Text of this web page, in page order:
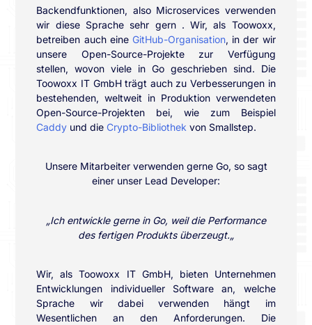
Backendfunktionen, also Microservices verwenden
wir diese Sprache sehr gern . Wir, als Toowoxx,
betreiben auch eine GitHub-Organisation, in der wir
unsere Open-Source-Projekte zur Verfügung
stellen, wovon viele in Go geschrieben sind. Die
Toowoxx IT GmbH trägt auch zu Verbesserungen in
bestehenden, weltweit in Produktion verwendeten
Open-Source-Projekten bei, wie zum Beispiel
Caddy und dieCrypto-Bibliothek von Smallstep.
Unsere Mitarbeiter verwenden gerne Go, so sagt
einer unser Lead Developer:
„Ich entwickle gerne in Go, weil die Performance
des fertigen Produkts überzeugt.„
Wir, als Toowoxx IT GmbH, bieten Unternehmen
Entwicklungen individueller Software an, welche
Sprache wir dabei verwenden hängt im
Wesentlichen an den Anforderungen. Die